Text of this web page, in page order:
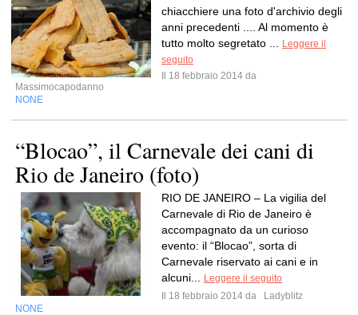
chiacchiere una foto d'archivio degli
anni precedenti .... Al momento è
tutto molto segretato ...
Leggere il
seguito
Il 18 febbraio 2014 da
Massimocapodanno
NONE
“Blocao”, il Carnevale dei cani di
Rio de Janeiro (foto)
RIO DE JANEIRO – La vigilia del
Carnevale di Rio de Janeiro è
accompagnato da un curioso
evento: il “Blocao”, sorta di
Carnevale riservato ai cani e in
alcuni...
Leggere il seguito
Il 18 febbraio 2014 da
Ladyblitz
NONE